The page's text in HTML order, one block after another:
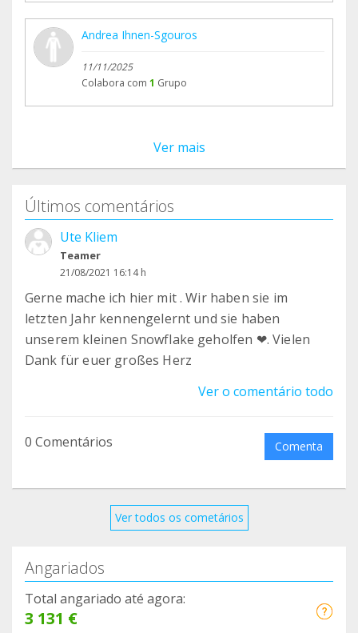
Andrea Ihnen-Sgouros
11/11/2025
Colabora com 1 Grupo
Ver mais
Últimos comentários
Ute Kliem
Teamer
21/08/2021 16:14 h
Gerne mache ich hier mit . Wir haben sie im
letzten Jahr kennengelernt und sie haben
unserem kleinen Snowflake geholfen ❤. Vielen
Dank für euer großes Herz
Ver o comentário todo
0 Comentários Comenta
Ver todos os cometários
Angariados
Total angariado até agora:
3 131 €